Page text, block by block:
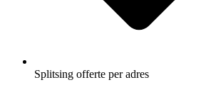
Splitsing offerte per adres